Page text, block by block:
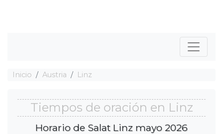
Inicio Austria Linz
Tiempos de oración en Linz
Horario de Salat Linz mayo 2026